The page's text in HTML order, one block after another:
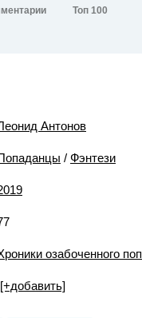
Топ 100
Антонов
/ Фэнтези
озабоченного
[+добавить]